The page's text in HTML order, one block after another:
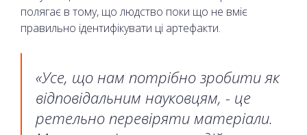
полягає в тому, що людство поки що не вміє
правильно ідентифікувати ці артефакти.
«Усе, що нам потрібно зробити як
відповідальним науковцям, - це
ретельно перевіряти матеріали.